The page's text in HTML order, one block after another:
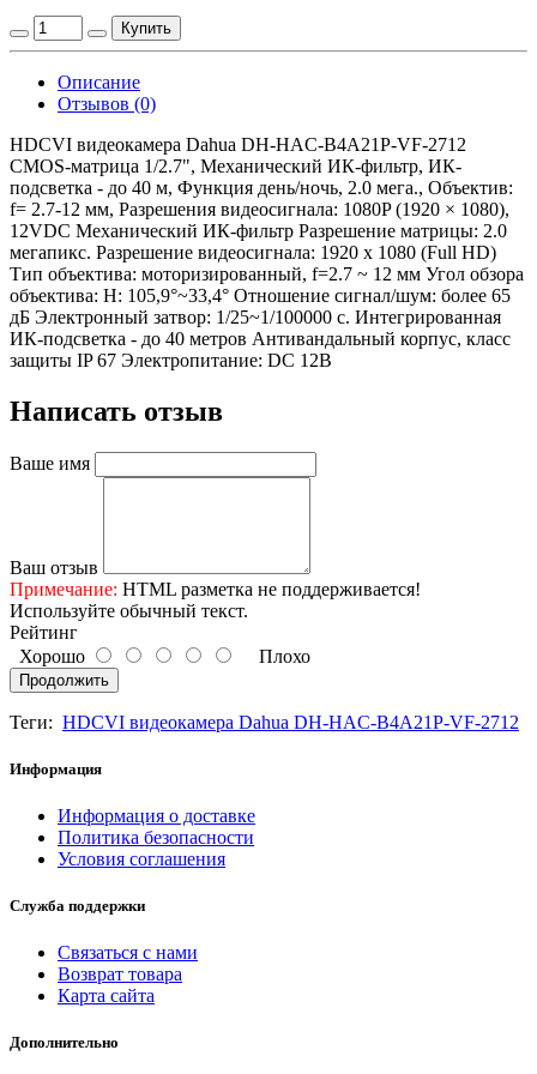
Купить
Описание
Отзывов (0)
HDCVI видеокамера Dahua DH-HAC-B4A21P-VF-2712
CMOS-матрица 1/2.7", Механический ИК-фильтр, ИК-
подсветка - до 40 м, Функция день/ночь, 2.0 мега., Объектив:
f= 2.7-12 мм, Разрешения видеосигнала: 1080P (1920 × 1080),
12VDC Механический ИК-фильтр Разрешение матрицы: 2.0
мегапикс. Разрешение видеосигнала: 1920 x 1080 (Full HD)
Тип объектива: моторизированный, f=2.7 ~ 12 мм Угол обзора
объектива: Н: 105,9°~33,4° Отношение сигнал/шум: более 65
дБ Электронный затвор: 1/25~1/100000 с. Интегрированная
ИК-подсветка - до 40 метров Антивандальный корпус, класс
защиты IP 67 Электропитание: DC 12В
Написать отзыв
Ваше имя
Ваш отзыв
Примечание: HTML разметка не поддерживается!
Используйте обычный текст.
Рейтинг
Хорошо
Плохо
Продолжить
Теги: HDCVI видеокамера Dahua DH-HAC-B4A21P-VF-2712
Информация
Информация о доставке
Политика безопасности
Условия соглашения
Служба поддержки
Связаться с нами
Возврат товара
Карта сайта
Дополнительно